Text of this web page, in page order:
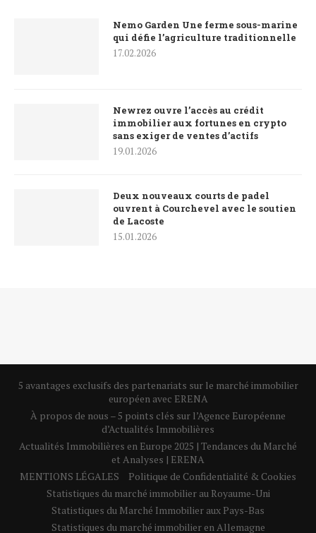
Nemo Garden Une ferme sous-marine
qui défie l’agriculture traditionnelle
17.02.2026
Newrez ouvre l’accès au crédit
immobilier aux fortunes en crypto
sans exiger de ventes d’actifs
19.01.2026
Deux nouveaux courts de padel
ouvrent à Courchevel avec le soutien
de Lacoste
15.01.2026
5 avantages exclusifs des partenariats sur le marché immobilier
européen avec ERENA
À propos de nous – 5 points clés sur l’Agence Européenne
d’Actualités Immobilières
Actualités Immobilières en Europe 2025 | Tendances du Marché
et Analyses | ERENA
MENTIONS LÉGALES
Politique de Confidentialité & Cookies
Statistiques du marché immobilier au Royaume-Uni
Statistiques du Marché Immobilier aux Pays-Bas
Statistiques du marché immobilier en Allemagne